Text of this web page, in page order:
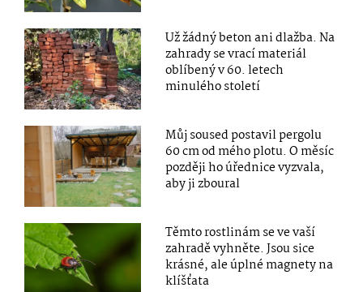
Už žádný beton ani dlažba. Na
zahrady se vrací materiál
oblíbený v 60. letech
minulého století
Můj soused postavil pergolu
60 cm od mého plotu. O měsíc
později ho úřednice vyzvala,
aby ji zboural
Těmto rostlinám se ve vaší
zahradě vyhněte. Jsou sice
krásné, ale úplné magnety na
klíšťata